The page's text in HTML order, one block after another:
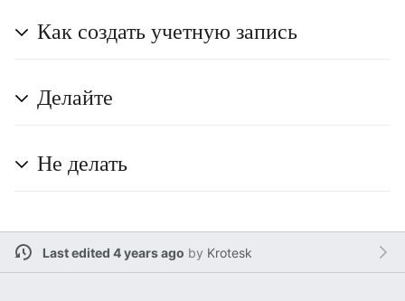
Как создать учетную запись
Делайте
Не делать
Last edited 4 years ago by Krotesk